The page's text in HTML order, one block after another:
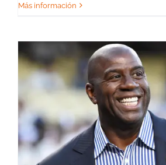
Más información